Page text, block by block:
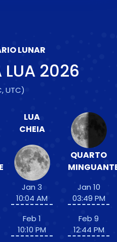
LUNAR
LUA 2026
UTC)
LUA
CHEIA
Jan 3
10:04 AM
Feb 1
10:10 PM
QUARTO
Jan 10
03:49 PM
Feb 9
12:44 PM